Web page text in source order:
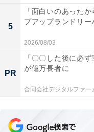
5
「面白いのあった
プアップランドリー
2026/08/03
PR
「〇〇した後に必
が億万長者に
合同会社デジタルファー